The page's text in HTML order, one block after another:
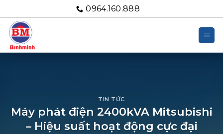
qua
nội
dung
0964.160.888
TIN TỨC
Máy phát điện 2400kVA Mitsubishi
– Hiệu suất hoạt động cực đại